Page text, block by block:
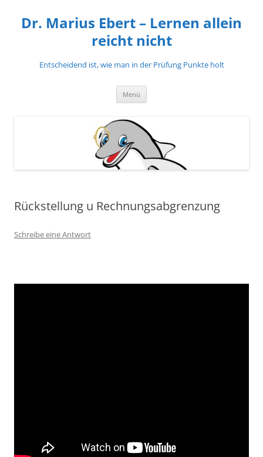
springen
Dr. Marius Ebert – Lernen allein
reicht nicht
Entscheidend ist, wie man in der Prüfung Punkte holt
Menü
Rückstellung u Rechnungsabgrenzung
Schreibe eine Antwort